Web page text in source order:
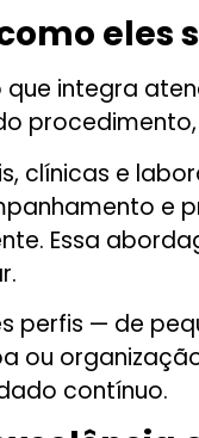
integra
clínicas e
Essa
— de
ou
contínuo.